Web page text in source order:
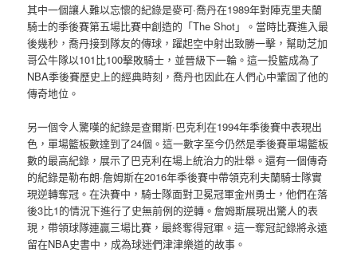
其中一個讓人難以忘懷的紀錄是麥可·喬丹在1989年對陣克里夫蘭
騎士的季後賽第五場比賽中創造的「The Shot」。當時比賽進入最
後幾秒，喬丹接到隊友的傳球，躍起空中射出致勝一擊，幫助芝加
哥公牛隊以101比100擊敗騎士，並晉級下一輪。這一投籃成為了
NBA季後賽歷史上的經典時刻，喬丹也因此在人們心中鞏固了他的
傳奇地位。
另一個令人驚嘆的紀錄是查爾斯·巴克利在1994年季後賽中表現出
色，單場籃板數達到了24個。這一數字至今仍然是季後賽單場籃板
數的最高紀錄，展示了巴克利在場上統治力的壯舉。還有一個傳奇
的紀錄是勒布朗·詹姆斯在2016年季後賽中帶領克利夫蘭騎士隊實
現逆轉奪冠。在決賽中，騎士隊面對卫冕冠軍金州勇士，他們在落
後3比1的情況下進行了史無前例的逆轉。詹姆斯展現出驚人的表
現，帶領球隊連贏三場比賽，最終奪得冠軍。這一奪冠記錄將永遠
留在NBA史書中，成為球迷們津津樂道的故事。